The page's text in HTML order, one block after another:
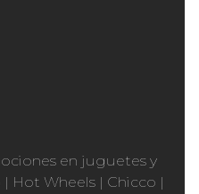
en juguetes y
| Hot Wheels | Chicco |